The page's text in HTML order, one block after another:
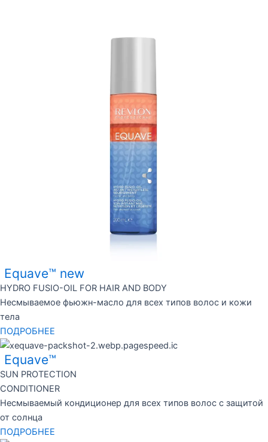
Equave™ new
HYDRO FUSIO-OIL FOR HAIR AND BODY
Несмываемое фьюжн-масло для всех типов волос и кожи
тела
ПОДРОБНЕЕ
Equave™
SUN PROTECTION
CONDITIONER
Несмываемый кондиционер для всех типов волос с защитой
от солнца
ПОДРОБНЕЕ